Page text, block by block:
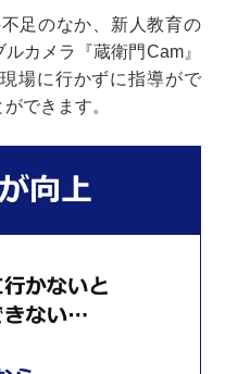
足のなか、新人教育の
カメラ『蔵衛門Cam』
場に行かずに指導がで
できます。